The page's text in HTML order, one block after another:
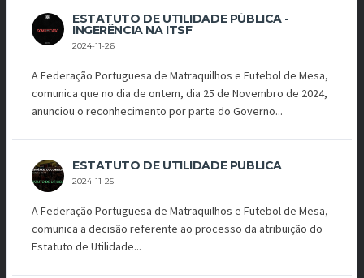
ESTATUTO DE UTILIDADE PÚBLICA -
INGERÊNCIA NA ITSF
2024-11-26
A Federação Portuguesa de Matraquilhos e Futebol de Mesa,
comunica que no dia de ontem, dia 25 de Novembro de 2024,
anunciou o reconhecimento por parte do Governo...
ESTATUTO DE UTILIDADE PÚBLICA
2024-11-25
A Federação Portuguesa de Matraquilhos e Futebol de Mesa,
comunica a decisão referente ao processo da atribuição do
Estatuto de Utilidade...